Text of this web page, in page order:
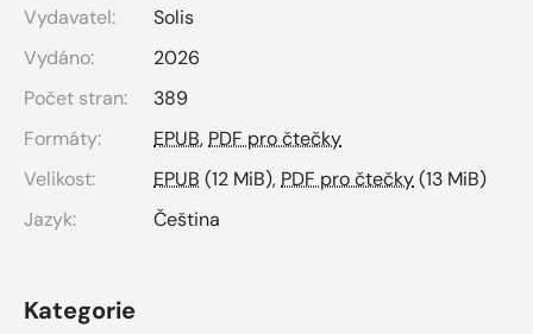
Vydavatel:
Solis
Vydáno:
2026
Počet stran:
389
Formáty:
EPUB, PDF pro čtečky
Velikost:
EPUB (12 MiB), PDF pro čtečky(13 MiB)
Jazyk:
Čeština
Kategorie